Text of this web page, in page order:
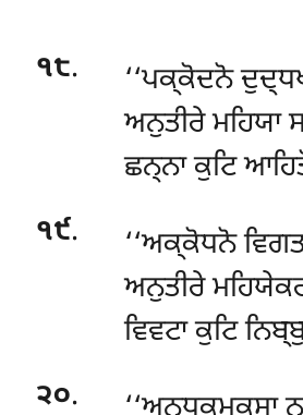
੧੮. ‘‘ਪਕ੍ਕੋਦਨੋ
ਅਨੁਤੀਰੇ ਮਹਿਯਾ
ਛਨ੍ਨਾ ਕੁਟਿ
੧੯. ‘‘ਅਕ੍ਕੋਧਨੋ
ਅਨੁਤੀਰੇ
ਵਿਵਟਾ ਕੁਟਿ
੨੦.